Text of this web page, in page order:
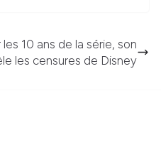
10 ans de la série, son
les censures de Disney